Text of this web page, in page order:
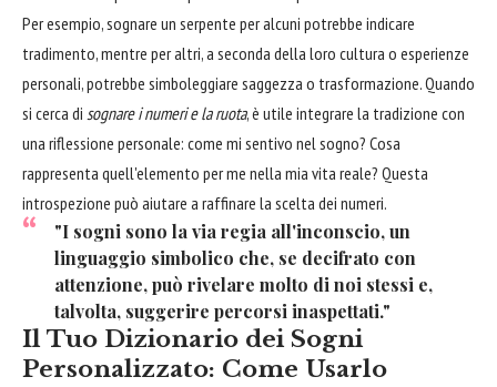
Per esempio, sognare un serpente per alcuni potrebbe indicare
tradimento, mentre per altri, a seconda della loro cultura o esperienze
personali, potrebbe simboleggiare saggezza o trasformazione. Quando
si cerca di sognare i numeri e la ruota, è utile integrare la tradizione con
una riflessione personale: come mi sentivo nel sogno? Cosa
rappresenta quell'elemento per me nella mia vita reale? Questa
introspezione può aiutare a raffinare la scelta dei numeri.
"I sogni sono la via regia all'inconscio, un
linguaggio simbolico che, se decifrato con
attenzione, può rivelare molto di noi stessi e,
talvolta, suggerire percorsi inaspettati."
Il Tuo Dizionario dei Sogni
Personalizzato: Come Usarlo